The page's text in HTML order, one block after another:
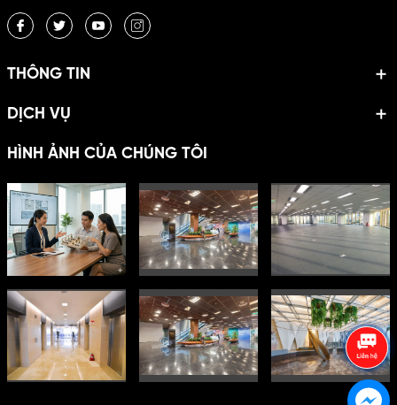
THÔNG TIN
DỊCH VỤ
HÌNH ẢNH CỦA CHÚNG TÔI